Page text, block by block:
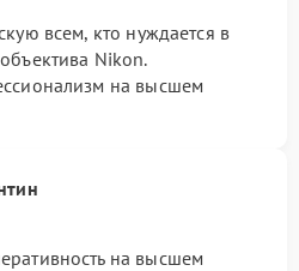
всем, кто нуждается в
Nikon.
на высшем
на высшем